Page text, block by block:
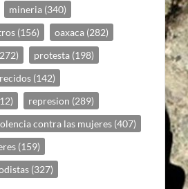
mineria (340)
(156) oaxaca (282)
protesta (198)
(142)
represion (289)
contra las mujeres (407)
(159)
(327)